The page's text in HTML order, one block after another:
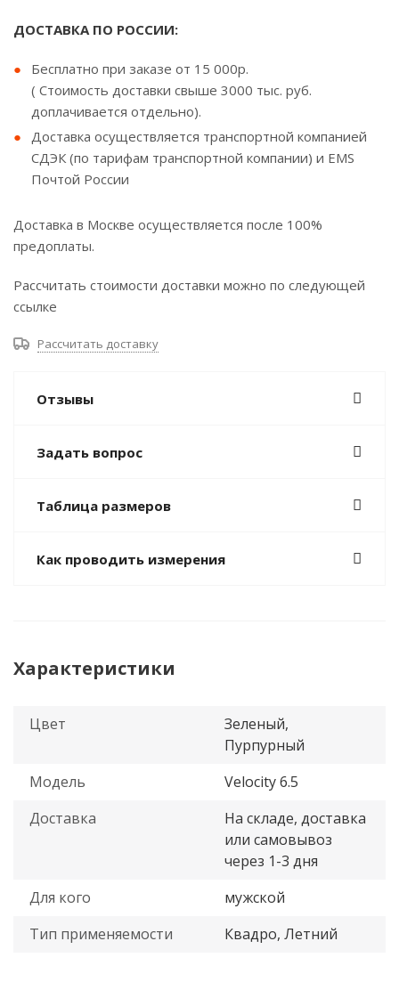
ДОСТАВКА ПО РОССИИ:
Бесплатно при заказе от 15 000р.
( Стоимость доставки свыше 3000 тыс. руб.
доплачивается отдельно).
Доставка осуществляется транспортной компанией
СДЭК (по тарифам транспортной компании) и EMS
Почтой России
Доставка в Москве осуществляется после 100%
предоплаты.
Рассчитать стоимости доставки можно по следующей
ссылке
Рассчитать доставку
Отзывы
Задать вопрос
Таблица размеров
Как проводить измерения
Характеристики
Цвет
Зеленый,
Пурпурный
Модель
Velocity 6.5
Доставка
На складе, доставка
или самовывоз
через 1-3 дня
Для кого
мужской
Тип применяемости
Квадро, Летний